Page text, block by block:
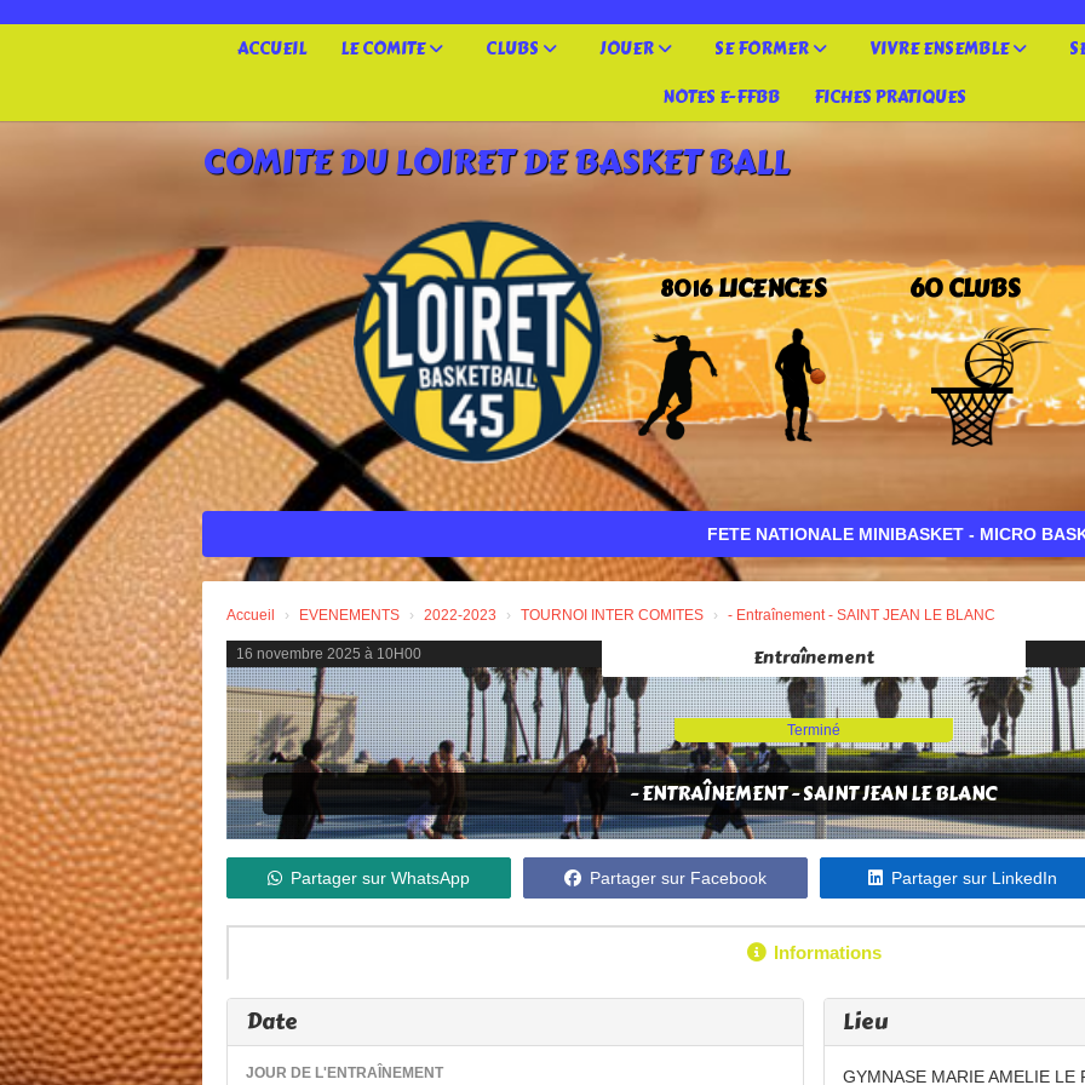
ACCUEIL LE COMITE CLUBS JOUER SE FORMER VIVRE ENSEMBLE
NOTES E-FFBB
FICHES PRATIQUES
COMITE DU LOIRET DE BASKET BALL
8016LICENCES 60 CLUBS
FETE NATIONALE MINIBASKET - MICRO BASKET
Accueil EVENEMENTS 2022-2023 TOURNOI INTER COMITES - Entraînement - SAINT JEAN LE BLANC
16 novembre 2025 à 10H00 Entraînement
Terminé
- ENTRAÎNEMENT - SAINT JEAN LE BLANC
Partager sur WhatsApp Partager sur Facebook Partager sur LinkedIn
Informations
Date
JOUR DE L'ENTRAÎNEMENT
Lieu
GYMNASE MARIE AMELIE LE